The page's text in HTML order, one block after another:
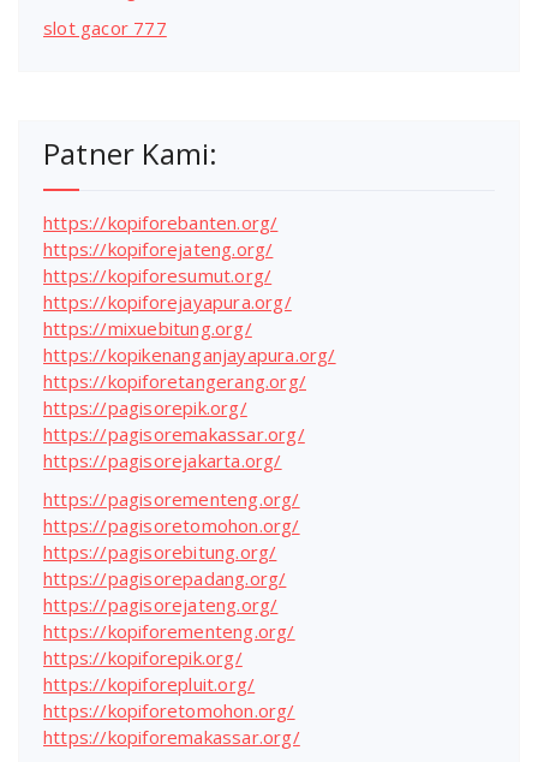
slot gacor 777
Patner Kami:
https://kopiforebanten.org/
https://kopiforejateng.org/
https://kopiforesumut.org/
https://kopiforejayapura.org/
https://mixuebitung.org/
https://kopikenanganjayapura.org/
https://kopiforetangerang.org/
https://pagisorepik.org/
https://pagisoremakassar.org/
https://pagisorejakarta.org/
https://pagisorementeng.org/
https://pagisoretomohon.org/
https://pagisorebitung.org/
https://pagisorepadang.org/
https://pagisorejateng.org/
https://kopiforementeng.org/
https://kopiforepik.org/
https://kopiforepluit.org/
https://kopiforetomohon.org/
https://kopiforemakassar.org/